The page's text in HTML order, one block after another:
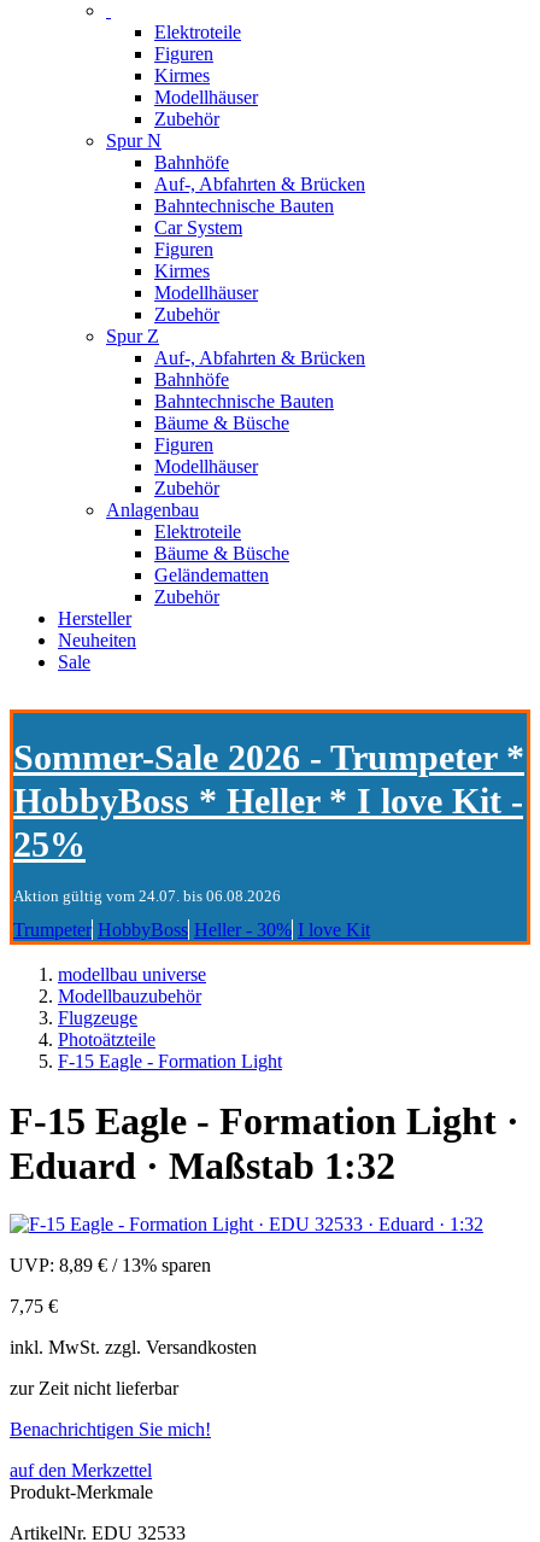
Elektroteile
Figuren
Kirmes
Modellhäuser
Zubehör
Spur N
Bahnhöfe
Auf-, Abfahrten & Brücken
Bahntechnische Bauten
Car System
Figuren
Kirmes
Modellhäuser
Zubehör
Spur Z
Auf-, Abfahrten & Brücken
Bahnhöfe
Bahntechnische Bauten
Bäume & Büsche
Figuren
Modellhäuser
Zubehör
Anlagenbau
Elektroteile
Bäume & Büsche
Geländematten
Zubehör
Hersteller
Neuheiten
Sale
Sommer-Sale 2026 - Trumpeter *
HobbyBoss * Heller * I love Kit -
25%
Aktion gültig vom 24.07. bis 06.08.2026
Trumpeter HobbyBoss Heller - 30% I love Kit
modellbau universe
Modellbauzubehör
Flugzeuge
Photoätzteile
F-15 Eagle - Formation Light
F-15 Eagle - Formation Light ·
Eduard · Maßstab 1:32
UVP: 8,89 € / 13% sparen
7,75 €
inkl. MwSt. zzgl. Versandkosten
zur Zeit nicht lieferbar
Benachrichtigen Sie mich!
auf den Merkzettel
Produkt-Merkmale
ArtikelNr. EDU 32533